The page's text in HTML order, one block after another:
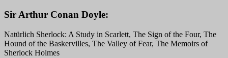
Sir Arthur Conan Doyle:
Natürlich Sherlock: A Study in Scarlett, The Sign of the Four, The
Hound of the Baskervilles, The Valley of Fear, The Memoirs of
Sherlock Holmes